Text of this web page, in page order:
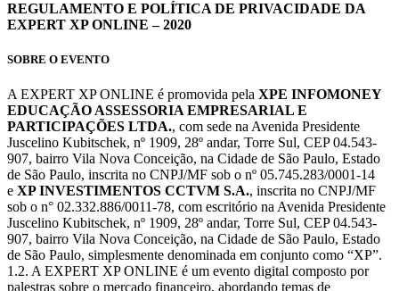
REGULAMENTO E POLÍTICA DE PRIVACIDADE DA
EXPERT XP ONLINE – 2020
SOBRE O EVENTO
A EXPERT XP ONLINE é promovida pela XPE INFOMONEY
EDUCAÇÃO ASSESSORIA EMPRESARIAL E
PARTICIPAÇÕES LTDA., com sede na Avenida Presidente
Juscelino Kubitschek, nº 1909, 28º andar, Torre Sul, CEP 04.543-
907, bairro Vila Nova Conceição, na Cidade de São Paulo, Estado
de São Paulo, inscrita no CNPJ/MF sob o nº 05.745.283/0001-14
e XP INVESTIMENTOS CCTVM S.A., inscrita no CNPJ/MF
sob o n° 02.332.886/0011-78, com escritório na Avenida Presidente
Juscelino Kubitschek, nº 1909, 28º andar, Torre Sul, CEP 04.543-
907, bairro Vila Nova Conceição, na Cidade de São Paulo, Estado
de São Paulo, simplesmente denominada em conjunto como “XP”.
1.2. A EXPERT XP ONLINE é um evento digital composto por
palestras sobre o mercado financeiro, abordando temas de